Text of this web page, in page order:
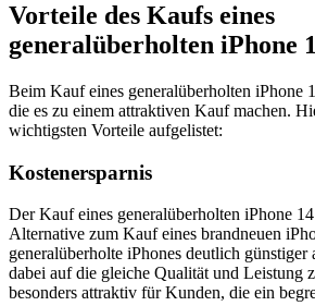
Vorteile des Kaufs eines
generalüberholten iPhone
Beim Kauf eines generalüberholten iPhone
die es zu einem attraktiven Kauf machen.
wichtigsten Vorteile aufgelistet:
Kostenersparnis
Der Kauf eines generalüberholten iPhone
Alternative zum Kauf eines brandneuen
generalüberholte iPhones deutlich günstiger
dabei auf die gleiche Qualität und Leistung
besonders attraktiv für Kunden, die ein